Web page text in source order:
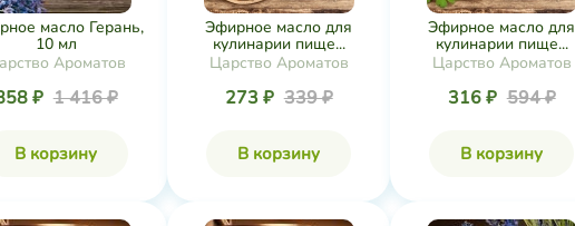
масло Герань,
10 мл
Ароматов
₽ 1 416 ₽
В корзину
Эфирное масло для
кулинарии пище...
Царство Ароматов
273 ₽ 339 ₽
В корзину
Эфирное масло для
кулинарии пище...
Царство Ароматов
316 ₽ 594 ₽
В корзину